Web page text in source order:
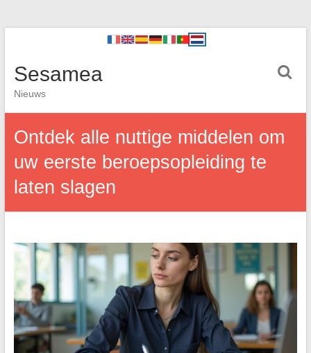
Sesamea
Nieuws
Ontdek alle nuttige middelen om
uw eerste beroepsopleiding te
laten slagen